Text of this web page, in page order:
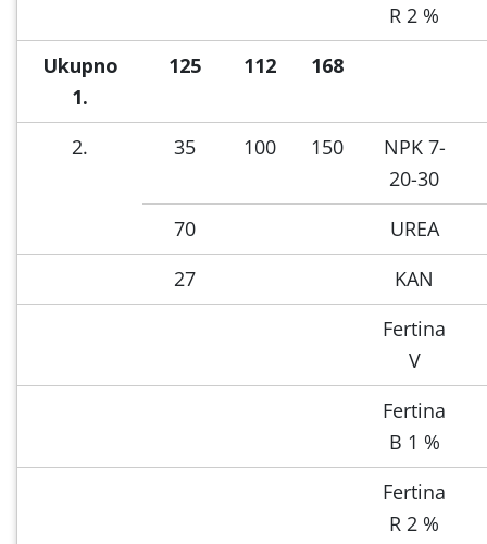
R 2 %
Ukupno
1.
125 112 168
2. 35 100 150
NPK 7-
20-30
70
UREA
27
KAN
Fertina
V
Fertina
B 1 %
Fertina
R 2 %